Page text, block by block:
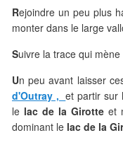
Rejoindre un peu plus
monter dans le large
Suivre la trace qui
Un peu avant laisser
d'Outray ,et partir sur
le lac de la Girotte et
dominant le lac de la